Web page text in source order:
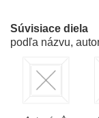
Súvisiace diela
podľa názvu,